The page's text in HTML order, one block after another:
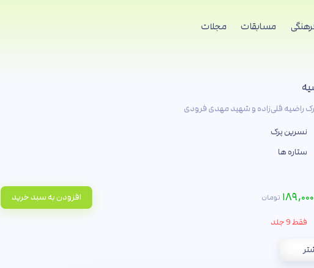
مسابقات مجلات
راضیه قلی‌زاده و شهید مهدی فرودی
نسرین پرک
ستاره ها
۱۸۹,۰۰۰ تومان افزودن به سبد خرید
فقط 9 جلد